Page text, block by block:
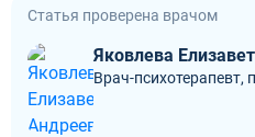
Статья проверена врачом
Яковлева
Врач-психотерапевт,